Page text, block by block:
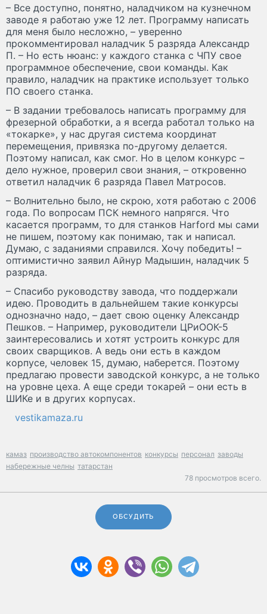
– Все доступно, понятно, наладчиком на кузнечном
заводе я работаю уже 12 лет. Программу написать
для меня было несложно, – уверенно
прокомментировал наладчик 5 разряда Александр
П. – Но есть нюанс: у каждого станка с ЧПУ свое
программное обеспечение, свои команды. Как
правило, наладчик на практике использует только
ПО своего станка.
– В задании требовалось написать программу для
фрезерной обработки, а я всегда работал только на
«токарке», у нас другая система координат
перемещения, привязка по-другому делается.
Поэтому написал, как смог. Но в целом конкурс –
дело нужное, проверил свои знания, – откровенно
ответил наладчик 6 разряда Павел Матросов.
– Волнительно было, не скрою, хотя работаю с 2006
года. По вопросам ПСК немного напрягся. Что
касается программ, то для станков Harford мы сами
не пишем, поэтому как понимаю, так и написал.
Думаю, с заданиями справился. Хочу победить! –
оптимистично заявил Айнур Мадышин, наладчик 5
разряда.
– Спасибо руководству завода, что поддержали
идею. Проводить в дальнейшем такие конкурсы
однозначно надо, – дает свою оценку Александр
Пешков. – Например, руководители ЦРиООК-5
заинтересовались и хотят устроить конкурс для
своих сварщиков. А ведь они есть в каждом
корпусе, человек 15, думаю, наберется. Поэтому
предлагаю провести заводской конкурс, а не только
на уровне цеха. А еще среди токарей – они есть в
ШИКе и в других корпусах.
vestikamaza.ru
камаз производство автокомпонентов конкурсы персонал заводы
набережные челны татарстан
78 просмотров всего.
ОБСУДИТЬ